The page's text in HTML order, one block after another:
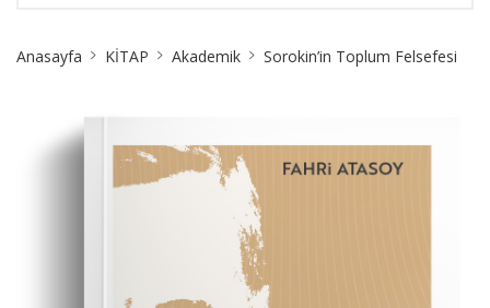
Breadcrumb
Anasayfa KİTAP Akademik Sorokin’in Toplum Felsefesi